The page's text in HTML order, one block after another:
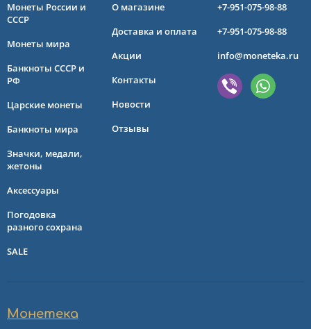
Монеты России и
СССР
Монеты мира
Банкноты СССР и
РФ
Царские монеты
Банкноты мира
Значки, медали,
жетоны
Аксессуары
Погодовка
разного сохрана
SALE
О магазине
Доставка и оплата
Акции
Контакты
Новости
Отзывы
+7-951-075-98-88
+7-951-075-98-88
info@moneteka.ru
Монетека